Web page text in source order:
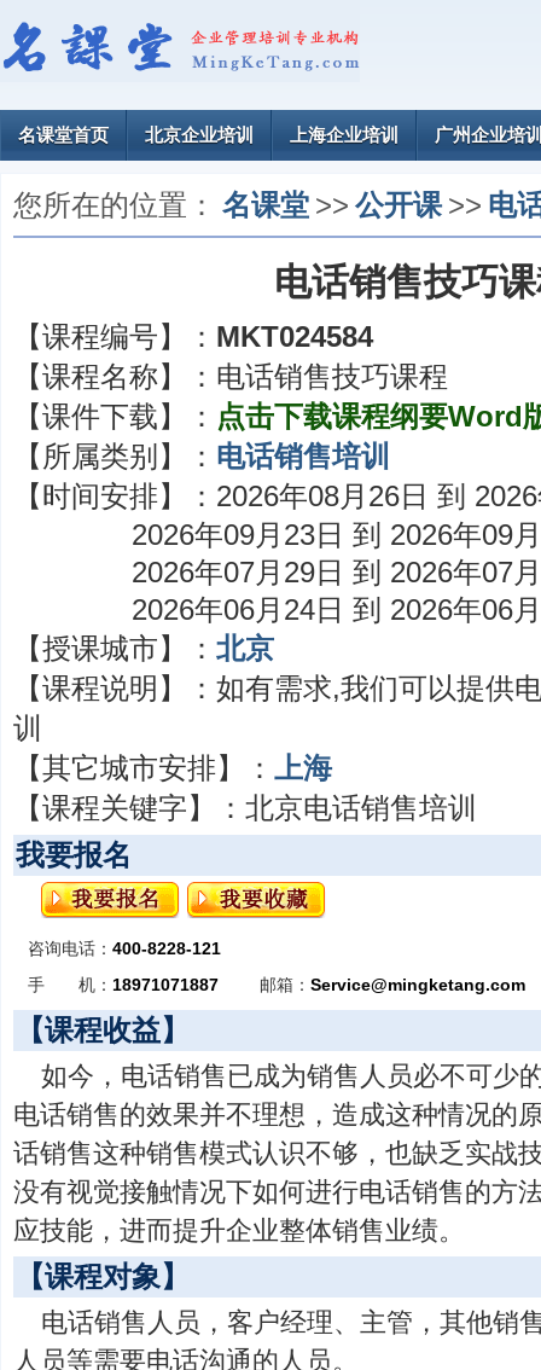
名课堂首页 北京企业培训 上海企业培训 广州企业培
您所在的位置： 名课堂 >> 公开课 >> 电
电话销售技巧
【课程编号】： MKT024584
【课程名称】： 电话销售技巧课程
【课件下载】： 点击下载课程纲要Word
【所属类别】： 电话销售培训
【时间安排】： 2026年08月26日 到
2026年09月23日 到 2026年09
2026年07月29日 到 2026年07
2026年06月24日 到 2026年06
【授课城市】： 北京
【课程说明】： 如有需求,我们可以提供
训
【其它城市安排】： 上海
【课程关键字】： 北京电话销售培训
我要报名
咨询电话： 400-8228-121
手 机： 18971071887 邮箱： Service@mingketang.com
【课程收益】
如今，电话销售已成为销售人员必不可少
电话销售的效果并不理想，造成这种情况的
话销售这种销售模式认识不够，也缺乏实战
没有视觉接触情况下如何进行电话销售的方
应技能，进而提升企业整体销售业绩。
【课程对象】
电话销售人员，客户经理、主管，其他销
人员等需要电话沟通的人员。